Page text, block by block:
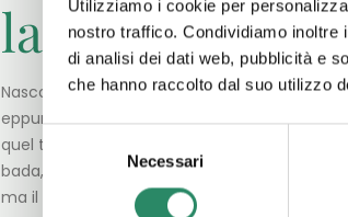
Utilizziamo i cookie per
nostro traffico. Condividiamo
di analisi dei dati web, pubblicità e
che hanno raccolto dal suo utilizzo
Necessari
la tigre c’é
Nascosta, relegata per troppo tempo,
eppure talmente forte da resistere a
quel tentativo malsano di tenerla a
bada, come se fosse il male peggiore,
ma il